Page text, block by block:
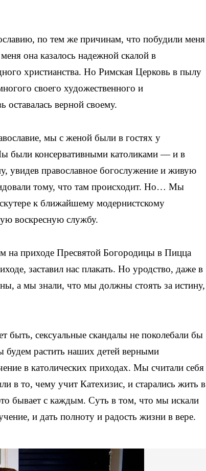
по тем же причинам, что побудили меня
она казалось надежной скалой в
христианства. Но Римская Церковь в пылу
своего художественного и
верной своему.
мы с женой были в гостях у
были консервативными католиками — и в
увидев православное богослужение и живую
тому, что там происходит. Но… Мы
к ближайшему модернистскому
воскресную службу.
на приходе Пресвятой Богородицы в Пицца
заставил нас плакать. Но уродство, даже в
а мы знали, что мы должны стоять за истину,
сексуальные скандалы не поколебали бы
растить наших детей верными
в католических приходах. Мы считали себя
в то, чему учит Катехизис, и старались жить в
бывает с каждым. Суть в том, что мы искали
и дать полноту и радость жизни в вере.